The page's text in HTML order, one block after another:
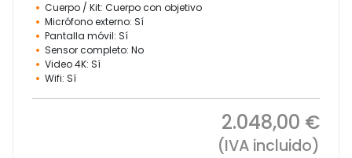
Cuerpo / Kit: Cuerpo con objetivo
Micrófono externo: Sí
Pantalla móvil: Sí
Sensor completo: No
Video 4K: Sí
Wifi: Sí
2.048,00 €
(IVA incluido)